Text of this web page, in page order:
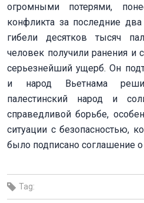
огромными потерями,
конфликта за последние
гибели десятков тысяч
человек получили ранения и
серьезнейший ущерб. Он
и народ Вьетнама
палестинский народ и
справедливой борьбе,
ситуации с безопасностью,
было подписано соглашение
Tag: